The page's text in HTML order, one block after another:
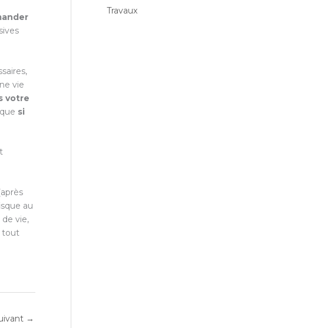
vie
votre
si
au
vie,
tout
→
Travaux